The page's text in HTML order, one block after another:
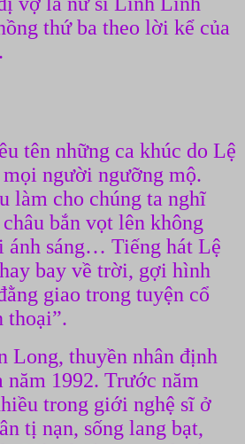
thứ ba theo lời kể của
tên những ca khúc do Lệ
người ngưỡng mộ.
làm cho chúng ta nghĩ
bắn vọt lên không
ánh sáng… Tiếng hát Lệ
bay về trời, gợi hình
giao trong tuyện cổ
thoại”.
Long, thuyền nhân định
năm 1992. Trước năm
trong giới nghệ sĩ ở
tị nạn, sống lang bạt,